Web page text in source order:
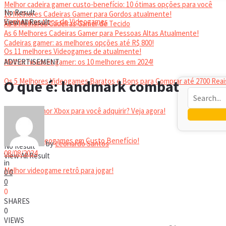
Melhor cadeira gamer custo-benefício: 10 ótimas opções para você
10 Melhores Cadeiras Gamer para Gordos atualmente!
As 6 Melhores Cadeiras Gamer de Tecido
As 6 Melhores Cadeiras Gamer para Pessoas Altas Atualmente!
Cadeiras gamer: as melhores opções até R$ 800!
HEADSET
Melhor headset gamer: os 10 melhores em 2024!
No Result
View All Result
Conheça os tipos de Videogames
Os 11 melhores Videogames de atualmente!
Os 5 Melhores Videogames Baratos e Bons para Comprar até 2700
Qual é o melhor Xbox para você adquirir? Veja agora!
Melhores Videogames em Custo Benefício!
Melhor videogame retrô para jogar!
VIDEOGAMES PORTÁTEIS
No Result
View All Result
ADVERTISEMENT
O que é: landmark combat
byLeonardo Santos
08/08/2024
in
00
0
0
SHARES
0
VIEWS